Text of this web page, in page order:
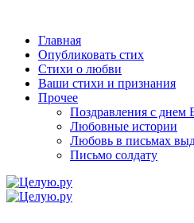
Главная
Опубликовать стих
Стихи о любви
Ваши стихи и признания
Прочее
Поздравления с днем
Любовные истории
Любовь в письмах
Письмо солдату